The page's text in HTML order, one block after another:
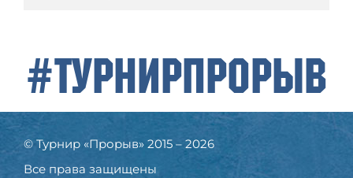
#ТурнирПрорыв
© Турнир «Прорыв» 2015 – 2026
Все права защищены